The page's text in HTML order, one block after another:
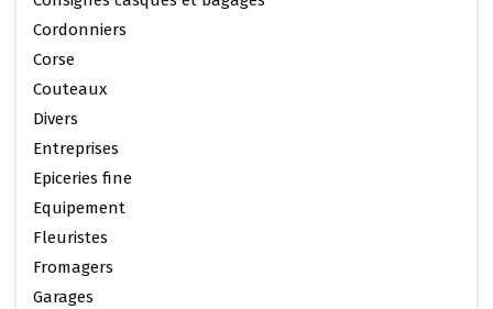
Cordonniers
Corse
Couteaux
Divers
Entreprises
Epiceries fine
Equipement
Fleuristes
Fromagers
Garages